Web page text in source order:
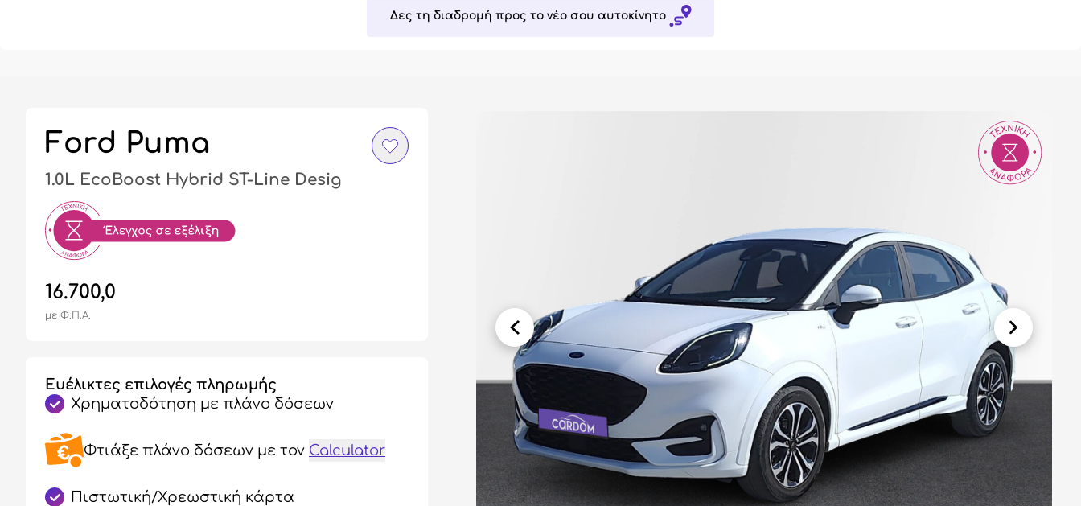
Δες τη διαδρομή προς το νέο σου αυτοκίνητο
Ford Puma
1.0L EcoBoost Hybrid ST-Line Desig
16.700,0
με Φ.Π.Α.
Ευέλικτες επιλογές πληρωμής
Χρηματοδότηση με πλάνο δόσεων
Φτιάξε πλάνο δόσεων με τον Calculator
Πιστωτική/Χρεωστική κάρτα